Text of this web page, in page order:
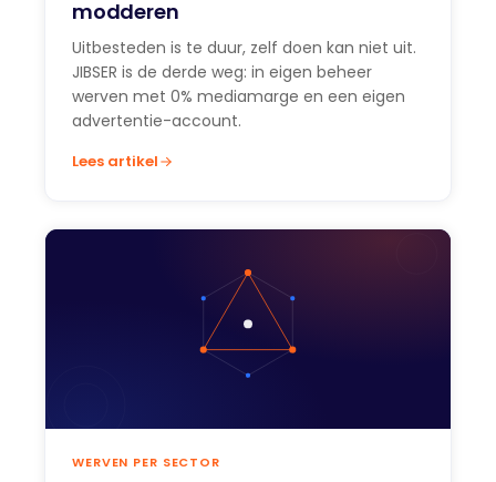
modderen
Uitbesteden is te duur, zelf doen kan niet uit.
JIBSER is de derde weg: in eigen beheer
werven met 0% mediamarge en een eigen
advertentie-account.
Lees artikel
WERVEN PER SECTOR